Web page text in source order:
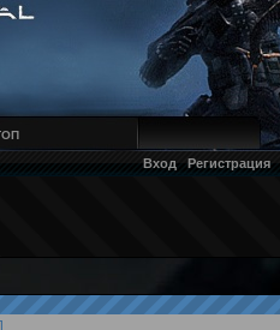
Вход Регистрация